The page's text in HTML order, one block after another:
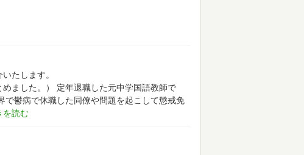
たします。
ました。）
定年退職した元中学国語教師で
で鬱病で休職した同僚や問題を起こして懲戒免